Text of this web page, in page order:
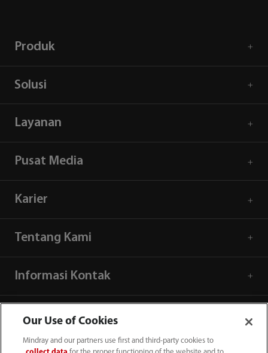
Produk
Solusi
Layanan
Pusat Media
Karier
Tentang Kami
Informasi Kontak
Our Use of Cookies
Mindray and our partners use first and third-party cookies to